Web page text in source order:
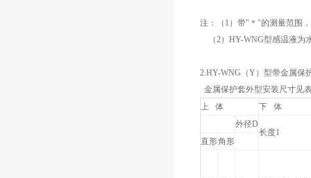
注：（1）带"＊"的测量范围
（2）HY-WNG型感温液为
2.HY-WNG（Y）型带金属
金属保护套外型安装尺寸见
上 体
下 体
外径D
长度1
直形角形